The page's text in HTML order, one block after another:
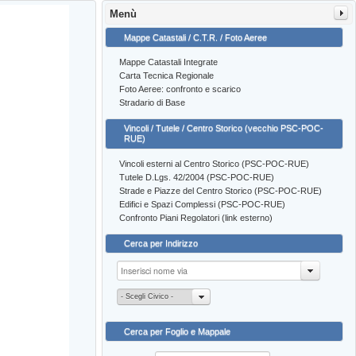
Menù
Mappe Catastali / C.T.R. / Foto Aeree
Mappe Catastali Integrate
Carta Tecnica Regionale
Foto Aeree: confronto e scarico
Stradario di Base
Vincoli / Tutele / Centro Storico (vecchio PSC-POC-
RUE)
Vincoli esterni al Centro Storico (PSC-POC-RUE)
Tutele D.Lgs. 42/2004 (PSC-POC-RUE)
Strade e Piazze del Centro Storico (PSC-POC-RUE)
Edifici e Spazi Complessi (PSC-POC-RUE)
Confronto Piani Regolatori (link esterno)
Cerca per Indirizzo
- Scegli Civico -
Cerca per Foglio e Mappale